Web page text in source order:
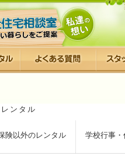
険以外のレンタル 学校行事・